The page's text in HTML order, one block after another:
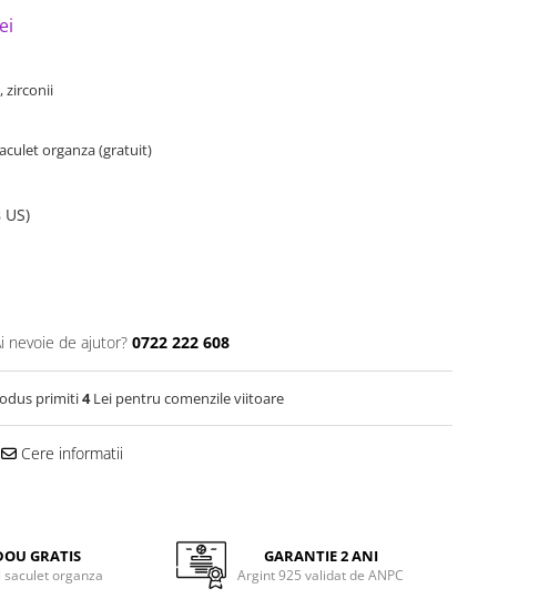
zirconii
organza (gratuit)
nevoie de ajutor? 0722 222 608
primiti4Lei pentru comenzile viitoare
Cere informatii
GRATIS
organza
GARANTIE 2 ANI
Argint 925 validat de ANPC